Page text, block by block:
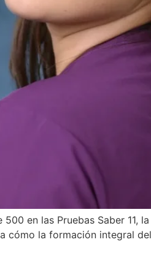
en las Pruebas Saber 11,
la formación integral